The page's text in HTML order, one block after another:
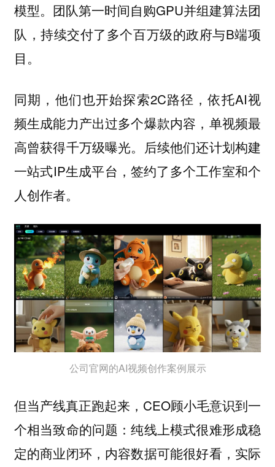
模型。团队第一时间自购GPU并组建算法团
队，持续交付了多个百万级的政府与B端项
目。
同期，他们也开始探索2C路径，依托AI视
频生成能力产出过多个爆款内容，单视频最
高曾获得千万级曝光。后续他们还计划构建
一站式IP生成平台，签约了多个工作室和个
人创作者。
公司官网的AI视频创作案例展示
但当产线真正跑起来，CEO顾小毛意识到一
个相当致命的问题：纯线上模式很难形成稳
定的商业闭环，内容数据可能很好看，实际